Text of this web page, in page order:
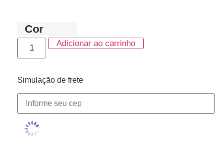
Cor
Adicionar ao carrinho
Simulação de frete